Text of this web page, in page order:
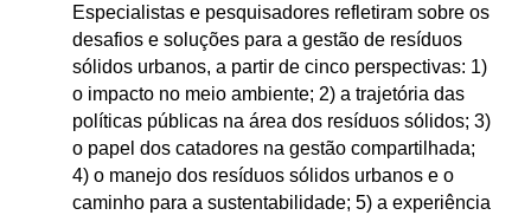
Especialistas e pesquisadores refletiram sobre os
desafios e soluções para a gestão de resíduos
sólidos urbanos, a partir de cinco perspectivas: 1)
o impacto no meio ambiente; 2) a trajetória das
políticas públicas na área dos resíduos sólidos; 3)
o papel dos catadores na gestão compartilhada;
4) o manejo dos resíduos sólidos urbanos e o
caminho para a sustentabilidade; 5) a experiência